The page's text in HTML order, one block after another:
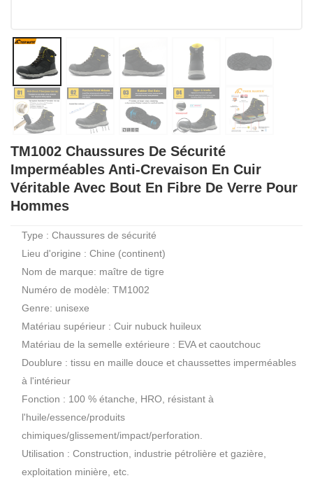
TM1002 Chaussures De Sécurité
Imperméables Anti-Crevaison En Cuir
Véritable Avec Bout En Fibre De Verre Pour
Hommes
Type : Chaussures de sécurité
Lieu d'origine : Chine (continent)
Nom de marque: maître de tigre
Numéro de modèle: TM1002
Genre: unisexe
Matériau supérieur : Cuir nubuck huileux
Matériau de la semelle extérieure : EVA et caoutchouc
Doublure : tissu en maille douce et chaussettes imperméables
à l'intérieur
Fonction : 100 % étanche, HRO, résistant à
l'huile/essence/produits
chimiques/glissement/impact/perforation.
Utilisation : Construction, industrie pétrolière et gazière,
exploitation minière, etc.